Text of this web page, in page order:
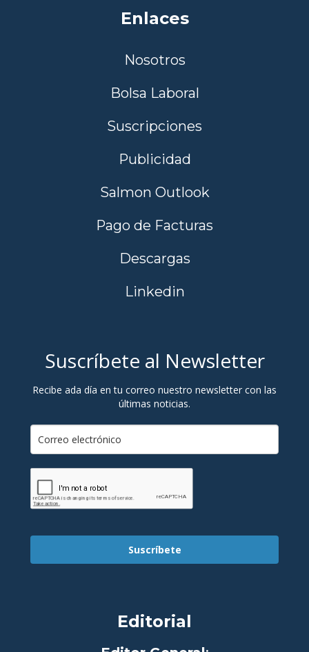
Enlaces
Nosotros
Bolsa Laboral
Suscripciones
Publicidad
Salmon Outlook
Pago de Facturas
Descargas
Linkedin
Suscríbete al Newsletter
Recibe ada día en tu correo nuestro newsletter con las
últimas noticias.
Suscríbete
Editorial